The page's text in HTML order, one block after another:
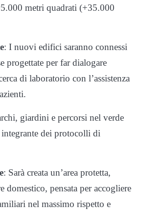
metri quadrati (+35.000
: I nuovi edifici saranno connessi
progettate per far dialogare
di laboratorio con l’assistenza
.
giardini e percorsi nel verde
dei protocolli di
: Sarà creata un’area protetta,
domestico, pensata per accogliere
nel massimo rispetto e